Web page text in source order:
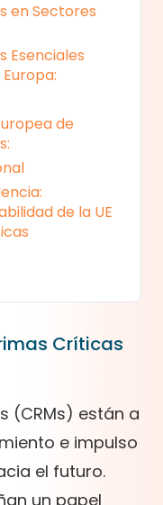
en Sectores
Esenciales
de
de la UE
Críticas
(CRMs) están a
e impulso
el futuro.
un papel